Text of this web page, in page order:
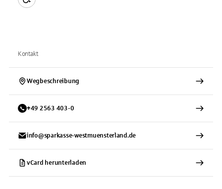
Kontakt
Wegbeschreibung
+49 2563 403-0
info@sparkasse-westmuensterland.de
vCard herunterladen